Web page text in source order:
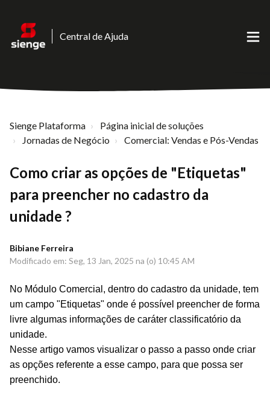
Central de Ajuda
Sienge Plataforma
Página inicial de soluções
Jornadas de Negócio
Comercial: Vendas e Pós-Vendas
Como criar as opções de "Etiquetas"
para preencher no cadastro da
unidade ?
Bibiane Ferreira
Modificado em: Seg, 13 Jan, 2025 na (o) 10:45 AM
No Módulo Comercial, dentro do cadastro da unidade, tem
um campo "Etiquetas" onde é possível preencher de forma
livre algumas informações de caráter classificatório da
unidade.
Nesse artigo vamos visualizar o passo a passo onde criar
as opções referente a esse campo, para que possa ser
preenchido.